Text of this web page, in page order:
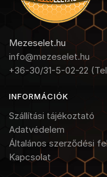
Mezeselet.hu
info@mezeselet.hu
+36-30/31-5-02-22
INFORMÁCIÓK
Szállítási tájékoztató
Adatvédelem
Általános szerződési
Kapcsolat